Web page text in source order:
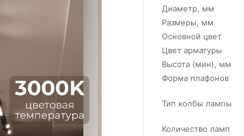
Диаметр, мм
Размеры, мм
Основной цвет
Цвет арматуры
Высота (мин), мм
Форма плафонов
Тип колбы лампы
Количество ламп